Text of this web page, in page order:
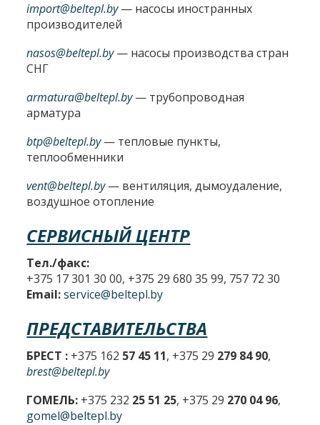
import@beltepl.by— насосы иностранных
производителей
nasos@beltepl.by— насосы производства стран
СНГ
armatura@beltepl.by— трубопроводная
арматура
btp@beltepl.by— тепловые пункты,
теплообменники
vent@beltepl.by— вентиляция, дымоудаление,
воздушное отопление
СЕРВИСНЫЙ ЦЕНТР
Тел./факс:
+375 17 301 30 00, +375 29 680 35 99, 757 72 30
Email: service@beltepl.by
ПРЕДСТАВИТЕЛЬСТВА
БРЕСТ : +375 162 57 45 11, +375 29 279 84 90,
brest@beltepl.by
ГОМЕЛЬ: +375 232 25 51 25, +375 29 270 04 96,
gomel@beltepl.by